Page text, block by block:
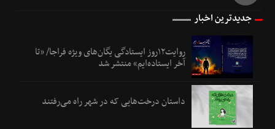
جدیدترین اخبار
روایت۱۲روز ایستادگی یگان‌های ویژه فراجا/ «تا
آخر ایستاده‌ایم» منتشر شد
داستان درخت‌هایی که در شهر راه می‌رفتند